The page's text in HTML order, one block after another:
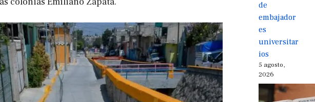
de
embajador
es
universitar
ios
5 agosto,
2026